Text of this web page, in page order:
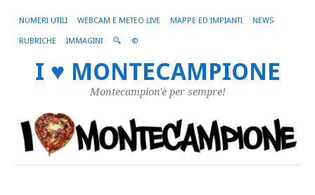
NUMERI UTILI WEBCAM E METEO LIVE MAPPE ED IMPIANTI NEWS
RUBRICHE IMMAGINI ©
I ♥ MONTECAMPIONE
Montecampion'è per sempre!